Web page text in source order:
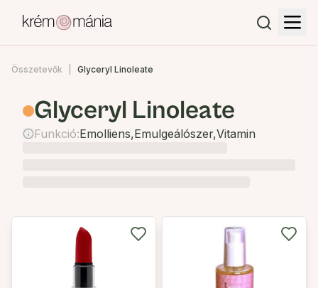
Összetevők Glyceryl Linoleate
Glyceryl Linoleate
Funkció:Emolliens,Emulgeálószer,Vitamin